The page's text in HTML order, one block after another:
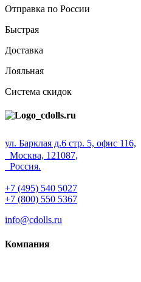
Отправка по России
Быстрая
Доставка
Лояльная
Система скидок
ул. Барклая д.6 стр. 5, офис 116,
Москва, 121087,
Россия.
+7 (495) 540 5027
+7 (800) 550 5367
info@cdolls.ru
Компания